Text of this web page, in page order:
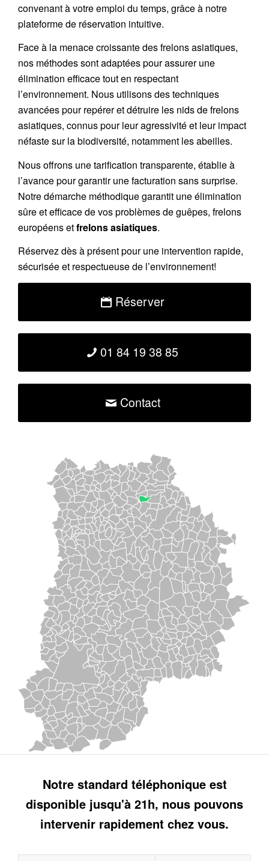
convenant à votre emploi du temps, grâce à notre
plateforme de réservation intuitive.
Face à la menace croissante des frelons asiatiques,
nos méthodes sont adaptées pour assurer une
élimination efficace tout en respectant
l’environnement. Nous utilisons des techniques
avancées pour repérer et détruire les nids defrelons
asiatiques, connus pour leur agressivité et leur impact
néfaste sur la biodiversité, notamment les abeilles.
Nous offrons unetarification transparente, établie à
l’avance pour garantir une facturation sans surprise.
Notre démarche méthodique garantit une élimination
sûre et efficace de vos problèmes de guêpes, frelons
européens etfrelons asiatiques.
Réservezdès à présent pour une intervention rapide,
sécurisée et respectueuse de l’environnement!
Réserver
01 84 19 38 85
Contact
Notre standard téléphonique est
disponible jusqu'à 21h, nous pouvons
intervenir rapidement chez vous.